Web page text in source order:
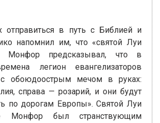
отправиться в путь с Библией и
напомнил им, что «святой Луи
Монфор предсказывал, что в
легион евангелизаторов
обоюдоострым мечом в руках:
справа — розарий, и они будут
по дорогам Европы». Святой Луи
Монфор был странствующим